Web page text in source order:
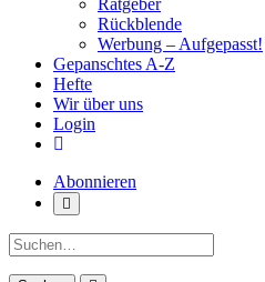
Ratgeber
Rückblende
Werbung – Aufgepasst!
Gepanschtes A-Z
Hefte
Wir über uns
Login
Abonnieren
Suche: